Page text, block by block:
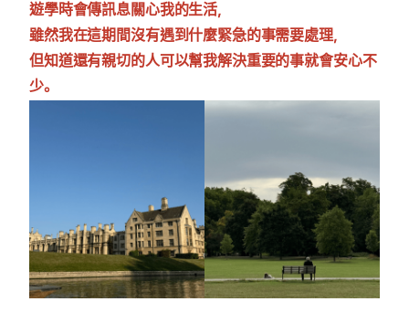
遊學時會傳訊息關心我的生活，
雖然我在這期間沒有遇到什麼緊急的事需要處理，
但知道還有親切的人可以幫我解決重要的事就會安心不
少。